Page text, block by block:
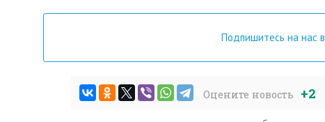
Подпишитесь на нас в
Оцените новость +2